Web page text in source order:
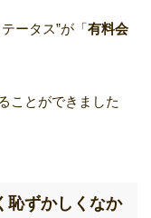
ータス”が「有料会
ことができました
恥ずかしくなか